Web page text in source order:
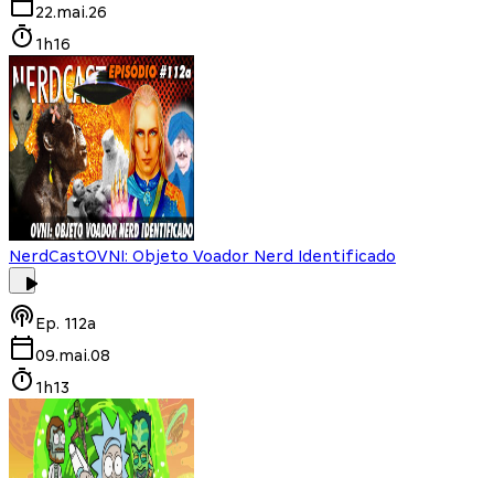
22.mai.26
1h16
NerdCastOVNI: Objeto Voador Nerd Identificado
Ep. 112a
09.mai.08
1h13